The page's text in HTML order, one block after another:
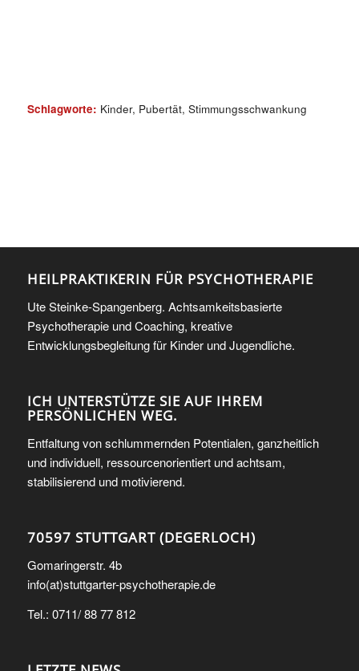
Schlagworte: Kinder, Pubertät, Stimmungsschwankung
HEILPRAKTIKERIN FÜR PSYCHOTHERAPIE
Ute Steinke-Spangenberg. Achtsamkeitsbasierte
Psychotherapie und Coaching, kreative
Entwicklungsbegleitung für Kinder und Jugendliche.
ICH UNTERSTÜTZE SIE AUF IHREM
PERSÖNLICHEN WEG.
Entfaltung von schlummernden Potentialen, ganzheitlich
und individuell, ressourcenorientiert und achtsam,
stabilisierend und motivierend.
70597 STUTTGART (DEGERLOCH)
Gomaringerstr. 4b
info(at)stuttgarter-psychotherapie.de
Tel.: 0711/ 88 77 812